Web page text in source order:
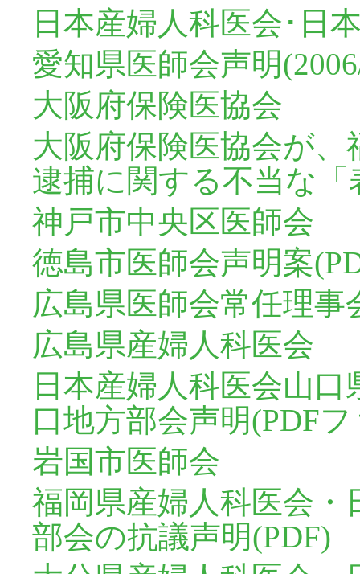
日本産婦人科医会･日
愛知県医師会声明
大阪府保険医協会
大阪府保険医協会が
逮捕に関する不当な
神戸市中央区医師会
徳島市医師会声明案
広島県医師会常任理事
広島県産婦人科医会
日本産婦人科医会山
口地方部会声明(PDF
岩国市医師会
福岡県産婦人科医会・
部会の抗議声明(PDF)